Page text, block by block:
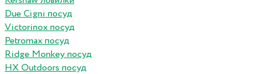
Due Cigni посуд
Victorinox посуд
Petromax посуд
Ridge Monkey посуд
HX Outdoors посуд